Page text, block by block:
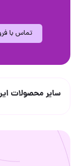
تماس با
سایر محصولات